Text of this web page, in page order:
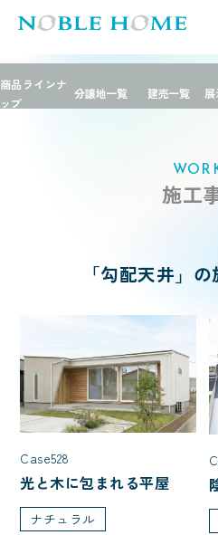
施工
「勾配天井」
Case528
光と木に包まれる平屋
ナチュラル
エリア
価格帯
2,000万円台
1,000万円台